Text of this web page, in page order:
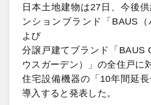
日本土地建物は27日、今後
ンションブランド「BAUS
よび
分譲戸建てブランド「BAUS
ウスガーデン）」の全住戸に
住宅設備機器の「10年間延
導入すると発表した。